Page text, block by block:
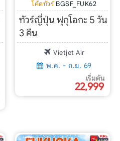
โค้ดทัวร์ BGSF_FUK62
ทัวร์ญี่ปุ่น ฟุกุโอกะ 5 วัน
3 คืน
Vietjet Air
พ.ค. - ก.ย. 69
เริ่มต้น
22,999